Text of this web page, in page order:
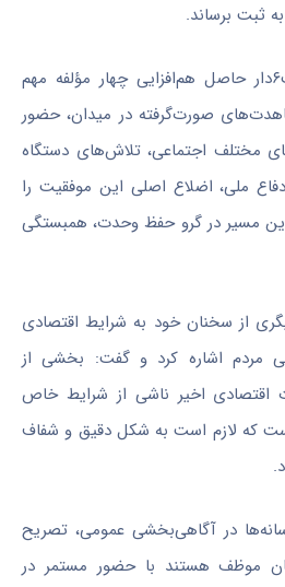
ثبت برساند.
وی با بیان اینکه این اقت۶دار حاصل هم‌افزایی چهار مؤلفه مهم
صورت‌گرفته در میدان، حضور
مختلف اجتماعی، تلاش‌های دستگاه
ملی، اضلاع اصلی این موفقیت را
مسیر در گرو حفظ وحدت، همبستگی
از سخنان خود به شرایط اقتصادی
مردم اشاره کرد و گفت: بخشی از
اقتصادی اخیر ناشی از شرایط خاص
که لازم است به شکل دقیق و شفاف
در آگاهی‌بخشی عمومی، تصریح
موظف هستند با حضور مستمر در